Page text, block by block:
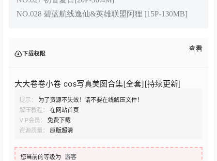
NO.028 碧蓝航线逸仙&英雄联盟阿狸 [15P-130MB]
下载权限
查看
大大卷卷小卷 cos写真美图合集[全套][持续更新]
提示：
为了资源不失效！请不要在线解压文件！
解压教程：
在网站首页
VIP会员：
免费下载
资源质量：
原版超清
您当前的等级为 游客